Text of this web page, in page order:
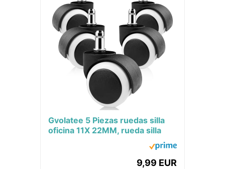
Gvolatee 5 Piezas ruedas silla
oficina 11X 22MM, rueda silla
gaming Diseño de Rueda Doble,
9,99 EUR